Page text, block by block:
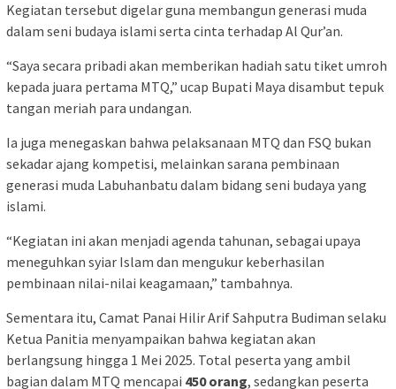
Kegiatan tersebut digelar guna membangun generasi muda
dalam seni budaya islami serta cinta terhadap Al Qur’an.
“Saya secara pribadi akan memberikan hadiah satu tiket umroh
kepada juara pertama MTQ,” ucap Bupati Maya disambut tepuk
tangan meriah para undangan.
Ia juga menegaskan bahwa pelaksanaan MTQ dan FSQ bukan
sekadar ajang kompetisi, melainkan sarana pembinaan
generasi muda Labuhanbatu dalam bidang seni budaya yang
islami.
“Kegiatan ini akan menjadi agenda tahunan, sebagai upaya
meneguhkan syiar Islam dan mengukur keberhasilan
pembinaan nilai-nilai keagamaan,” tambahnya.
Sementara itu, Camat Panai Hilir Arif Sahputra Budiman selaku
Ketua Panitia menyampaikan bahwa kegiatan akan
berlangsung hingga 1 Mei 2025. Total peserta yang ambil
bagian dalam MTQ mencapai 450 orang, sedangkan peserta